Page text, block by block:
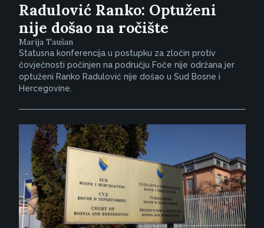
Radulović Ranko: Optuženi
nije došao na ročište
Marija Taušan
Statusna konferencija u postupku za zločin protiv
čovječnosti počinjen na području Foče nije održana jer
optuženi Ranko Radulović nije došao u Sud Bosne i
Hercegovine.